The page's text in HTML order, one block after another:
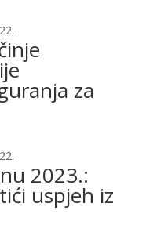
za
2023.:
uspjeh iz